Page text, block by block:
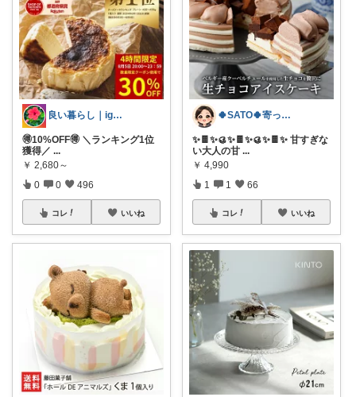
良い暮らし｜ig@yoikurashi
🉐10%OFF🉐 ＼ランキング1位
獲得／ ...
￥ 2,680～
0 0 496
コレ いいね
🍀SATO🍀寄って、見てらっしゃい！
✨🍫✨🥮✨🍫✨🥮✨🍫✨ 甘すぎな
い大人の甘 ...
￥ 4,990
1 1 66
コレ いいね